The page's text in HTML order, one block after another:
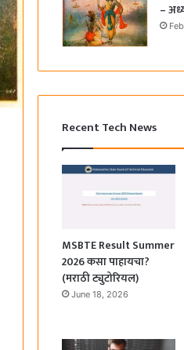
–
Recent Tech News
MSBTE Result Summer
2026 कसा पाहायचा?
(मराठी ट्युटोरियल)
June 18, 2026